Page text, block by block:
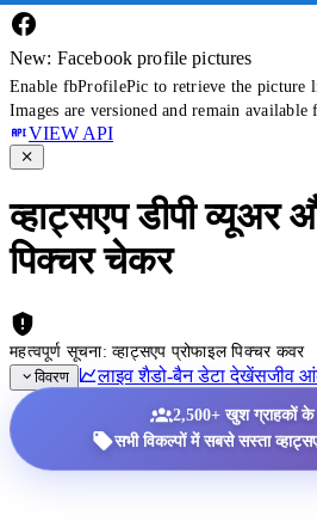
New: Facebook profile pictures
Enable fbProfilePic to retrieve the picture
Images are versioned and remain available
VIEW API
व्हाट्सएप डीपी व्यूअर
पिक्चर चेकर
महत्वपूर्ण सूचना: व्हाट्सएप प्रोफाइल पिक्चर कवर
विवरण
लाइव शैडो-बैन डेटा देखेंसजीव
2,500+ खुश ग्राहकों
सभी विकल्पों में सबसे सस्ता